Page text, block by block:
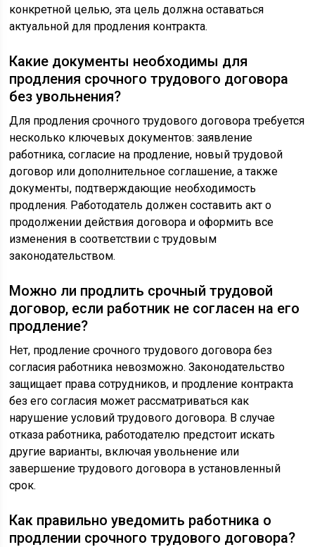
конкретной целью, эта цель должна оставаться
актуальной для продления контракта.
Какие документы необходимы для
продления срочного трудового договора
без увольнения?
Для продления срочного трудового договора требуется
несколько ключевых документов: заявление
работника, согласие на продление, новый трудовой
договор или дополнительное соглашение, а также
документы, подтверждающие необходимость
продления. Работодатель должен составить акт о
продолжении действия договора и оформить все
изменения в соответствии с трудовым
законодательством.
Можно ли продлить срочный трудовой
договор, если работник не согласен на его
продление?
Нет, продление срочного трудового договора без
согласия работника невозможно. Законодательство
защищает права сотрудников, и продление контракта
без его согласия может рассматриваться как
нарушение условий трудового договора. В случае
отказа работника, работодателю предстоит искать
другие варианты, включая увольнение или
завершение трудового договора в установленный
срок.
Как правильно уведомить работника о
продлении срочного трудового договора?